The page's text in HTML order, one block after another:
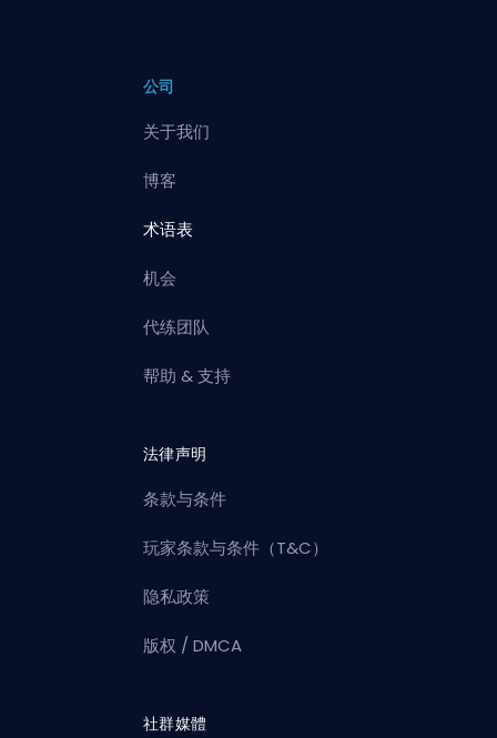
公司
关于我们
博客
术语表
机会
代练团队
帮助 & 支持
法律声明
条款与条件
玩家条款与条件（T&C）
隐私政策
版权 / DMCA
社群媒體